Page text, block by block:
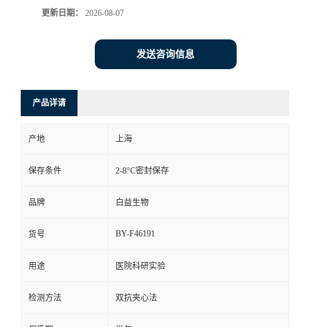
更新日期： 2026-08-07
发送咨询信息
产品详请
产地 上海
保存条件 2-8°C密封保存
品牌 白益生物
货号 BY-F46191
用途 医院科研实验
检测方法 双抗夹心法